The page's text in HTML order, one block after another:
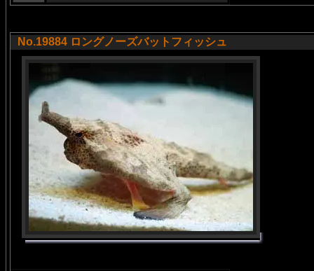
No.19884 ロングノーズバットフィッシュ